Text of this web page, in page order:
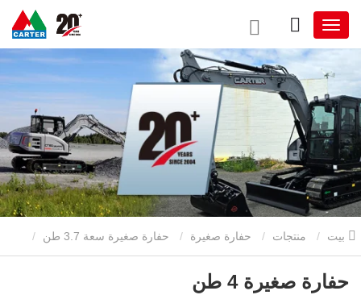
منتجات حفارة صغيرة حفارة صغيرة سعة 3.7 طن
حفارة صغيرة 4 طن
حفارة صغيرة 4 طن